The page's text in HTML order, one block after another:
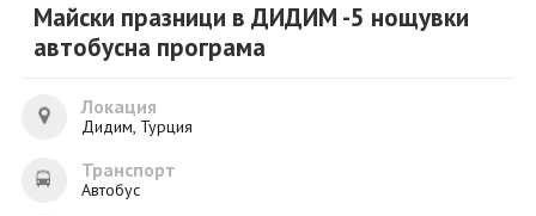
ПОЧИВКИ
ЕКЗОТИКА
ЕКСКУРЗИИ
Майски празници в ДИДИМ -5 нощувки
автобусна програма
Локация
Дидим, Турция
Транспорт
Автобус